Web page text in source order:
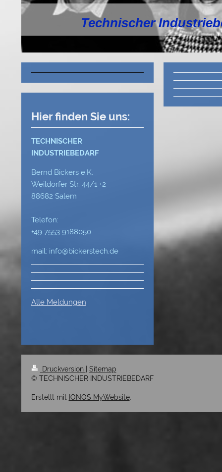
Technischer
Hier finden Sie uns:
TECHNISCHER
INDUSTRIEBEDARF
Bernd Bickers e.K.
Weildorfer Str. 44/1 +2
88682 Salem
Telefon:
+49 7553 9188050
mail: info@bickerstech.de
Alle Meldungen
Druckversion
Sitemap
© TECHNISCHER INDUSTRIEBEDARF
Erstellt mit IONOS MyWebsite.